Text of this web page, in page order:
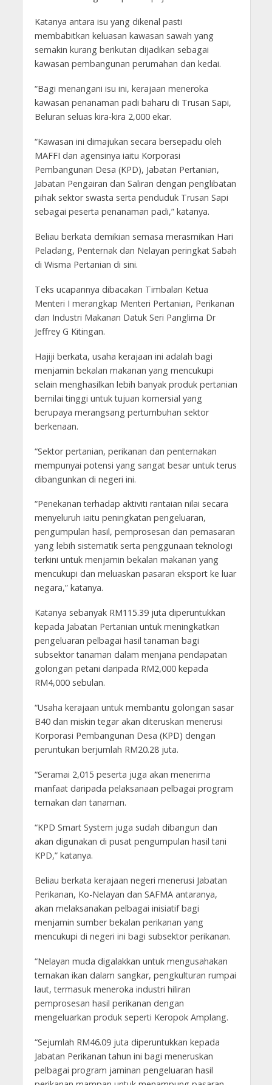
Katanya antara isu yang dikenal pasti
membabitkan keluasan kawasan sawah yang
semakin kurang berikutan dijadikan sebagai
kawasan pembangunan perumahan dan kedai.
“Bagi menangani isu ini, kerajaan meneroka
kawasan penanaman padi baharu di Trusan Sapi,
Beluran seluas kira-kira 2,000 ekar.
“Kawasan ini dimajukan secara bersepadu oleh
MAFFI dan agensinya iaitu Korporasi
Pembangunan Desa (KPD), Jabatan Pertanian,
Jabatan Pengairan dan Saliran dengan penglibatan
pihak sektor swasta serta penduduk Trusan Sapi
sebagai peserta penanaman padi,” katanya.
Beliau berkata demikian semasa merasmikan Hari
Peladang, Penternak dan Nelayan peringkat Sabah
di Wisma Pertanian di sini.
Teks ucapannya dibacakan Timbalan Ketua
Menteri I merangkap Menteri Pertanian, Perikanan
dan Industri Makanan Datuk Seri Panglima Dr
Jeffrey G Kitingan.
Hajiji berkata, usaha kerajaan ini adalah bagi
menjamin bekalan makanan yang mencukupi
selain menghasilkan lebih banyak produk pertanian
bernilai tinggi untuk tujuan komersial yang
berupaya merangsang pertumbuhan sektor
berkenaan.
“Sektor pertanian, perikanan dan penternakan
mempunyai potensi yang sangat besar untuk terus
dibangunkan di negeri ini.
“Penekanan terhadap aktiviti rantaian nilai secara
menyeluruh iaitu peningkatan pengeluaran,
pengumpulan hasil, pemprosesan dan pemasaran
yang lebih sistematik serta penggunaan teknologi
terkini untuk menjamin bekalan makanan yang
mencukupi dan meluaskan pasaran eksport ke luar
negara,” katanya.
Katanya sebanyak RM115.39 juta diperuntukkan
kepada Jabatan Pertanian untuk meningkatkan
pengeluaran pelbagai hasil tanaman bagi
subsektor tanaman dalam menjana pendapatan
golongan petani daripada RM2,000 kepada
RM4,000 sebulan.
“Usaha kerajaan untuk membantu golongan sasar
B40 dan miskin tegar akan diteruskan menerusi
Korporasi Pembangunan Desa (KPD) dengan
peruntukan berjumlah RM20.28 juta.
“Seramai 2,015 peserta juga akan menerima
manfaat daripada pelaksanaan pelbagai program
ternakan dan tanaman.
“KPD Smart System juga sudah dibangun dan
akan digunakan di pusat pengumpulan hasil tani
KPD,” katanya.
Beliau berkata kerajaan negeri menerusi Jabatan
Perikanan, Ko-Nelayan dan SAFMA antaranya,
akan melaksanakan pelbagai inisiatif bagi
menjamin sumber bekalan perikanan yang
mencukupi di negeri ini bagi subsektor perikanan.
“Nelayan muda digalakkan untuk mengusahakan
ternakan ikan dalam sangkar, pengkulturan rumpai
laut, termasuk meneroka industri hiliran
pemprosesan hasil perikanan dengan
mengeluarkan produk seperti Keropok Amplang.
“Sejumlah RM46.09 juta diperuntukkan kepada
Jabatan Perikanan tahun ini bagi meneruskan
pelbagai program jaminan pengeluaran hasil